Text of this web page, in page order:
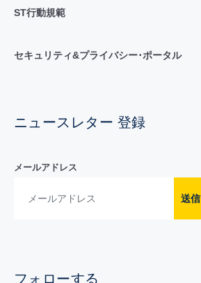
ST行動規範
セキュリティ&プライバシー･ポータル
ニュースレター 登録
メールアドレス
送信
フォローする